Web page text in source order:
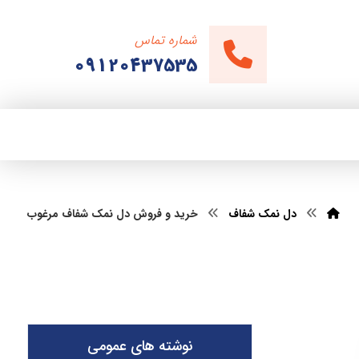
شماره تماس
09120437535
دل نمک شفاف خرید و فروش دل نمک شفاف مرغوب
نوشته های عمومی